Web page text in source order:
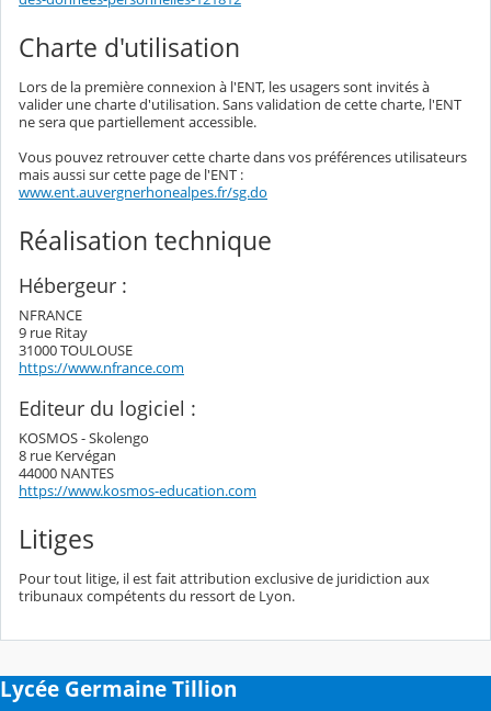
Charte d'utilisation
Lors de la première connexion à l'ENT, les usagers sont invités à
valider une charte d'utilisation. Sans validation de cette charte, l'ENT
ne sera que partiellement accessible.
Vous pouvez retrouver cette charte dans vos préférences utilisateurs
mais aussi sur cette page de l'ENT :
www.ent.auvergnerhonealpes.fr/sg.do
Réalisation technique
Hébergeur :
NFRANCE
9 rue Ritay
31000 TOULOUSE
https://www.nfrance.com
Editeur du logiciel :
KOSMOS - Skolengo
8 rue Kervégan
44000 NANTES
https://www.kosmos-education.com
Litiges
Pour tout litige, il est fait attribution exclusive de juridiction aux
tribunaux compétents du ressort de Lyon.
Lycée Germaine Tillion